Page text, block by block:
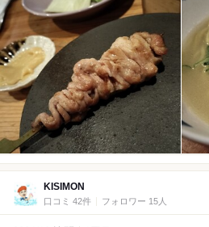
KISIMON
口コミ 42件 フォロワー 15人